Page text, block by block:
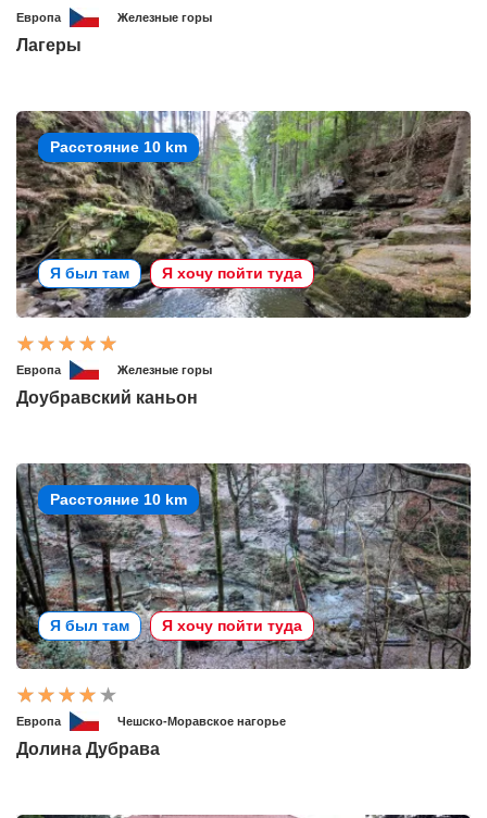
Европа Железные горы
Лагеры
Расстояние 10 km
Я был там Я хочу пойти туда
Европа Железные горы
Доубравский каньон
Расстояние 10 km
Я был там Я хочу пойти туда
Европа Чешско-Моравское нагорье
Долина Дубрава